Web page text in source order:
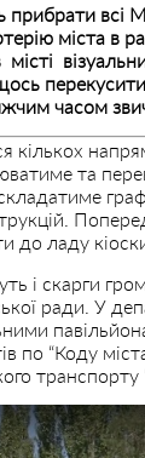
всі
міста в
часом
кількох
та
до ладу
і скарги
ради. У
по “Коду
транспорту